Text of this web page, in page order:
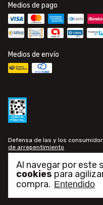
Al navegar por este
cookies para
compra. Entendido
Medios de pago
Medios de envío
Defensa de las y los
de arrepentimiento
Copyright Gomería Central -
reservados.